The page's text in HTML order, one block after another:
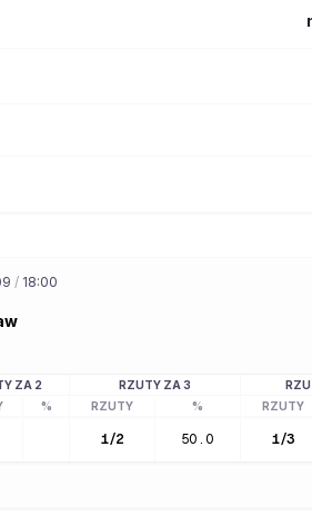
/ 18:00
ZA 2 RZUTY ZA 3
% RZUTY % RZUTY
1/2 50.0 1/3